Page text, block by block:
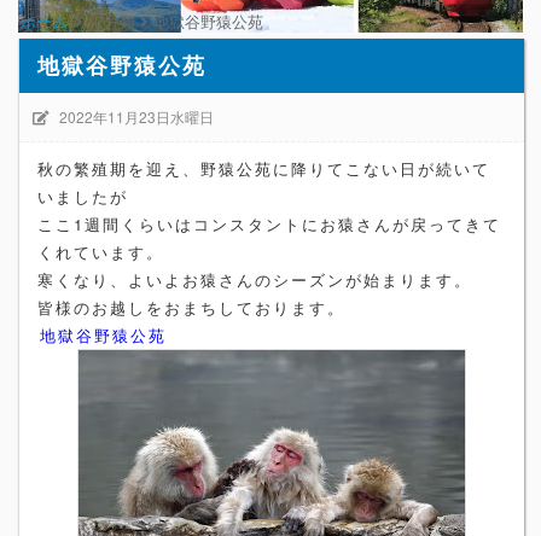
ホーム 未分類 地獄谷野猿公苑
地獄谷野猿公苑
2022年11月23日水曜日
秋の繁殖期を迎え、野猿公苑に降りてこない日が続いて
いましたが
ここ1週間くらいはコンスタントにお猿さんが戻ってきて
くれています。
寒くなり、よいよお猿さんのシーズンが始まります。
皆様のお越しをおまちしております。
地獄谷野猿公苑